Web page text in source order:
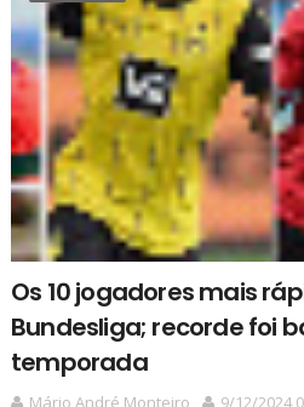
Os 10 jogadores mais
Bundesliga; recorde foi
temporada
Mário André Monteiro
9/12/2024